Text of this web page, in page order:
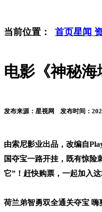
当前位置： 首页星闻
电影《神秘
发布来源：星视网 发布时间：
由索尼影业出品，改编自
国夺宝一路开挂，既有惊险
它”！赶快购票，一起加入
荷兰弟智勇双全通关夺宝